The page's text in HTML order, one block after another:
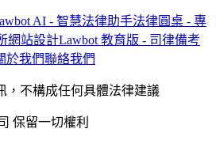
AI - 智慧法律助手法律圓桌 - 專
網站設計Lawbot 教育版 - 司律備考
於我們聯絡我們
，不構成任何具體法律建議
保留一切權利